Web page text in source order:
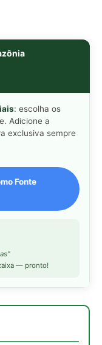
: escolha os
Adicione a
exclusiva sempre
Fonte
— pronto!